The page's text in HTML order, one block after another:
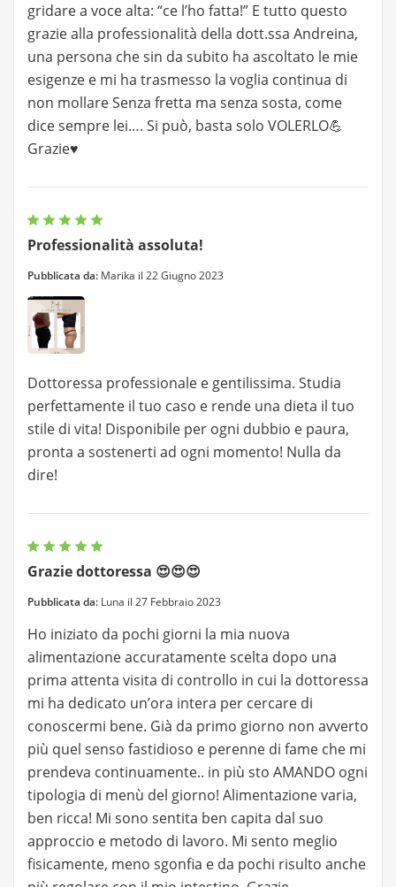
gridare a voce alta: “ce l’ho fatta!” E tutto questo
grazie alla professionalità della dott.ssa Andreina,
una persona che sin da subito ha ascoltato le mie
esigenze e mi ha trasmesso la voglia continua di
non mollare Senza fretta ma senza sosta, come
dice sempre lei…. Si può, basta solo VOLERLO💪
Grazie♥️
Professionalità assoluta!
Pubblicata da: Marika il 22 Giugno 2023
Dottoressa professionale e gentilissima. Studia
perfettamente il tuo caso e rende una dieta il tuo
stile di vita! Disponibile per ogni dubbio e paura,
pronta a sostenerti ad ogni momento! Nulla da
dire!
Grazie dottoressa 😍😍😍
Pubblicata da: Luna il 27 Febbraio 2023
Ho iniziato da pochi giorni la mia nuova
alimentazione accuratamente scelta dopo una
prima attenta visita di controllo in cui la dottoressa
mi ha dedicato un’ora intera per cercare di
conoscermi bene. Già da primo giorno non avverto
più quel senso fastidioso e perenne di fame che mi
prendeva continuamente.. in più sto AMANDO ogni
tipologia di menù del giorno! Alimentazione varia,
ben ricca! Mi sono sentita ben capita dal suo
approccio e metodo di lavoro. Mi sento meglio
fisicamente, meno sgonfia e da pochi risulto anche